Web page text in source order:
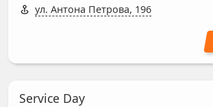
ул. Антона Петрова, 196
Service Day